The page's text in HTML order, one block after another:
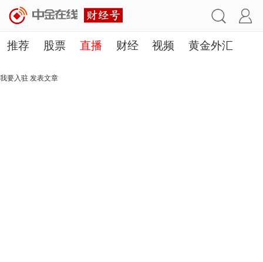
推荐 股票 直播 财经 视频 黄金外汇
理财 行业
我要入驻 发表文章